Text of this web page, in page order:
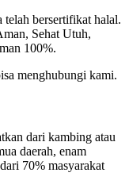
telah bersertifikat halal.
Sehat Utuh,
100%.
menghubungi kami.
dari kambing atau
daerah, enam
70% masyarakat